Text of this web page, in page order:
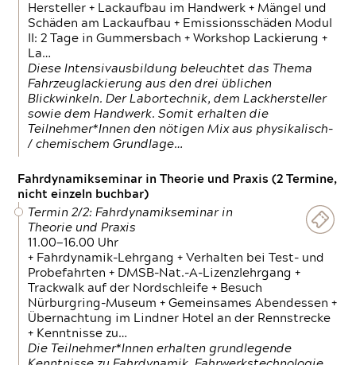
Hersteller + Lackaufbau im Handwerk + Mängel und
Schäden am Lackaufbau + Emissionsschäden Modul
II: 2 Tage in Gummersbach + Workshop Lackierung +
La…
Diese Intensivausbildung beleuchtet das Thema
Fahrzeuglackierung aus den drei üblichen
Blickwinkeln. Der Labortechnik, dem Lackhersteller
sowie dem Handwerk. Somit erhalten die
Teilnehmer*Innen den nötigen Mix aus physikalisch-
/ chemischem Grundlage…
Fahrdynamikseminar in Theorie und Praxis (2 Termine,
nicht einzeln buchbar)
Termin 2/2: Fahrdynamikseminar in
Theorie und Praxis
11.00—16.00 Uhr
+ Fahrdynamik-Lehrgang + Verhalten bei Test- und
Probefahrten + DMSB-Nat.-A-Lizenzlehrgang +
Trackwalk auf der Nordschleife + Besuch
Nürburgring-Museum + Gemeinsames Abendessen +
Übernachtung im Lindner Hotel an der Rennstrecke
+ Kenntnisse zu…
Die Teilnehmer*Innen erhalten grundlegende